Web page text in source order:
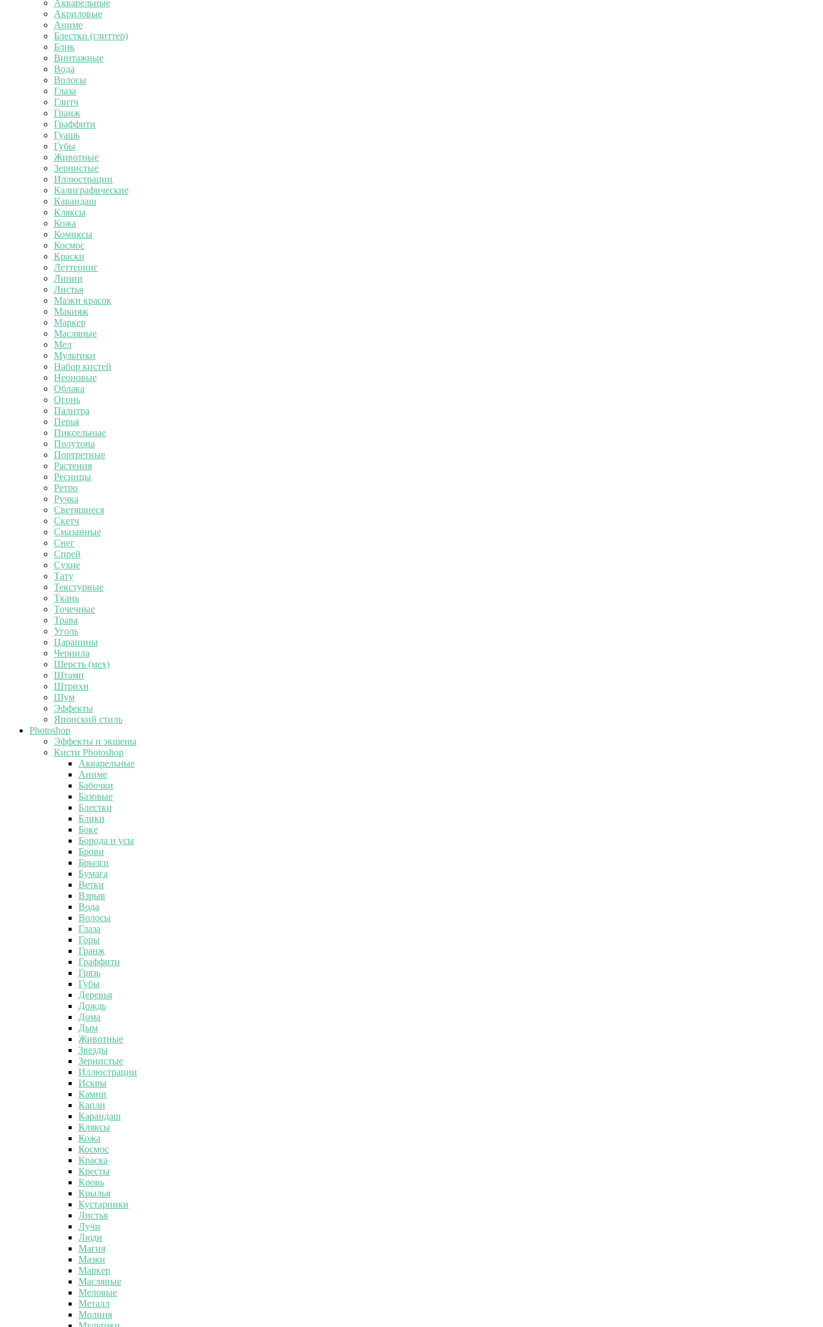
Акварельные
Акриловые
Аниме
Блестки (глиттер)
Блик
Винтажные
Вода
Волосы
Глаза
Глитч
Гранж
Граффити
Гуашь
Губы
Животные
Зернистые
Иллюстрации
Калиграфические
Карандаш
Кляксы
Кожа
Комиксы
Космос
Краски
Леттеринг
Линии
Листья
Мазки красок
Макияж
Маркер
Масляные
Мел
Мультики
Набор кистей
Неоновые
Облака
Огонь
Палитра
Перья
Пиксельные
Полутона
Портретные
Растения
Ресницы
Ретро
Ручка
Светящиеся
Скетч
Смазанные
Снег
Спрей
Сухие
Тату
Текстурные
Ткань
Точечные
Трава
Уголь
Царапины
Чернила
Шерсть (мех)
Штамп
Штрихи
Шум
Эффекты
Японский стиль
Photoshop
Эффекты и экшены
Кисти Photoshop
Акварельные
Аниме
Бабочки
Базовые
Блестки
Блики
Боке
Борода и усы
Брови
Брызги
Бумага
Ветки
Взрыв
Вода
Волосы
Глаза
Горы
Гранж
Граффити
Грязь
Губы
Деревья
Дождь
Дома
Дым
Животные
Звезды
Зернистые
Иллюстрации
Искры
Камни
Капли
Карандаш
Кляксы
Кожа
Космос
Краска
Кресты
Кровь
Крылья
Кустарники
Листья
Лучи
Люди
Магия
Мазки
Маркер
Масляные
Меловые
Металл
Молния